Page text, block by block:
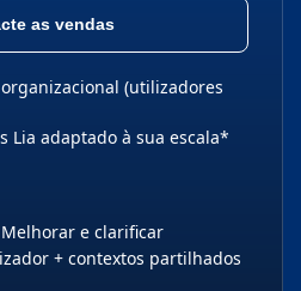
as vendas
(utilizadores
Lia adaptado à sua escala*
e clarificar
+ contextos partilhados